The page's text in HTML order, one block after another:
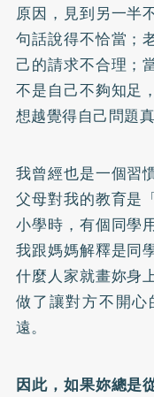
原因，見到另一半
句話說得不恰當；
己的請求不合理；
不是自己不夠知足
想越覺得自己問題
我曾經也是一個習
父母對我的教育是
小學時，有個同學
我跟媽媽解釋是同
什麼人家就畫妳身
做了讓對方不開
遠。
因此，如果妳總是